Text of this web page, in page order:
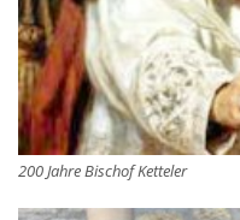
200 Jahre Bischof Ketteler